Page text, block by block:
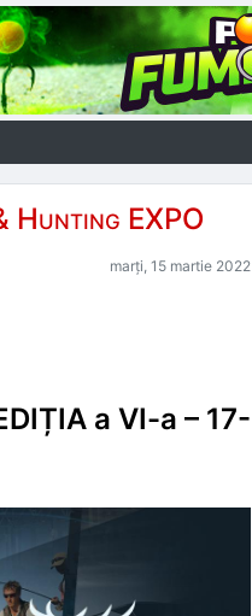
Hunting EXPO
marți, 15 martie 2022
a VI-a – 17-